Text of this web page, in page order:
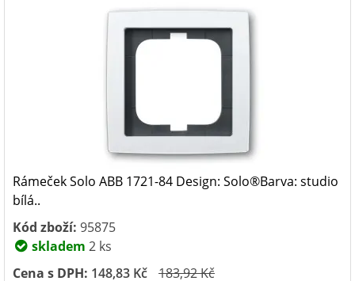
Rámeček Solo ABB 1721-84 Design: Solo®Barva: studio
bílá..
Kód zboží: 95875
skladem 2 ks
Cena s DPH: 148,83 Kč 183,92 Kč